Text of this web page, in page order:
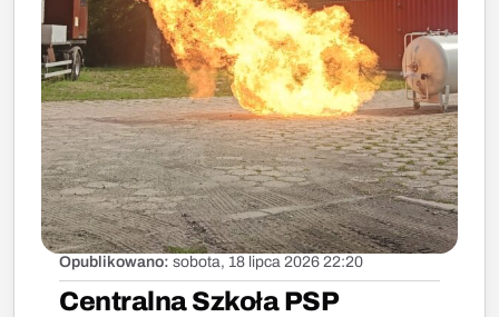
Opublikowano: sobota, 18 lipca 2026 22:20
Centralna Szkoła PSP